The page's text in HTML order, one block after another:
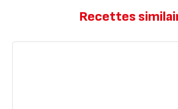
Recettes